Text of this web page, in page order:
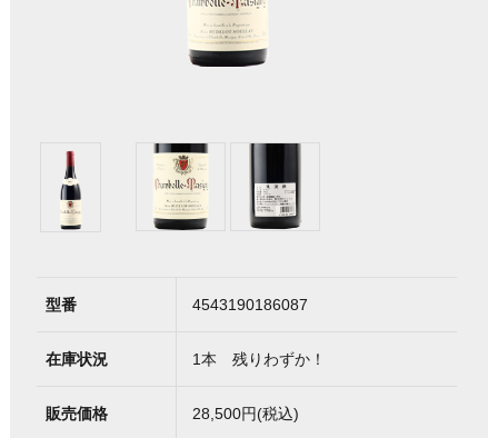
型番 4543190186087
在庫状況 1本 残りわずか！
販売価格 28,500円(税込)